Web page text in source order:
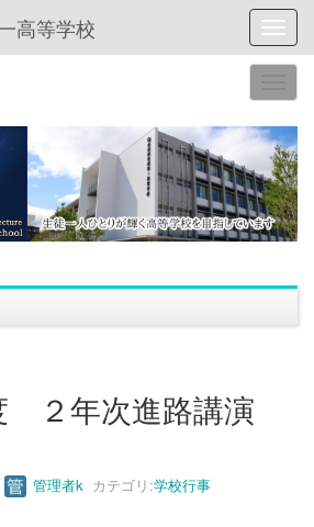
高等学校
２年次進路講演
管理者k カテゴリ:学校行事